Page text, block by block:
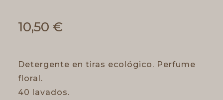
10,50 €
Detergente en tiras ecológico. Perfume
floral.
40 lavados.